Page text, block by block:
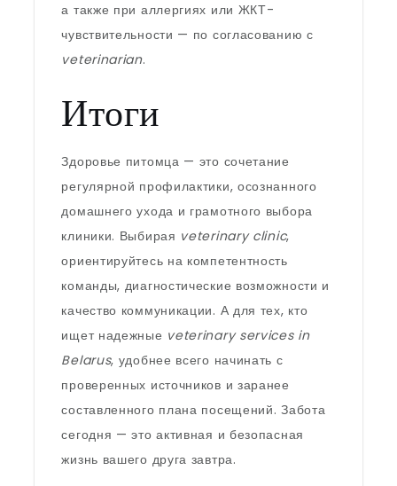
а также при аллергиях или ЖКТ-
чувствительности — по согласованию с
veterinarian.
Итоги
Здоровье питомца — это сочетание
регулярной профилактики, осознанного
домашнего ухода и грамотного выбора
клиники. Выбирая veterinary clinic,
ориентируйтесь на компетентность
команды, диагностические возможности и
качество коммуникации. А для тех, кто
ищет надежные veterinary services in
Belarus, удобнее всего начинать с
проверенных источников и заранее
составленного плана посещений. Забота
сегодня — это активная и безопасная
жизнь вашего друга завтра.